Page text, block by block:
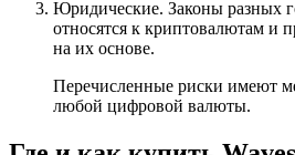
Юридические. Законы разных
относятся к криптовалютам и
на их основе.
Перечисленные риски имеют
любой цифровой валюты.